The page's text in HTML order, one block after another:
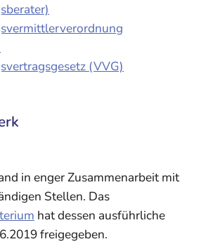
(VVG)
in enger Zusammenarbeit mit
Stellen. Das
hat dessen ausführliche
freigegeben.